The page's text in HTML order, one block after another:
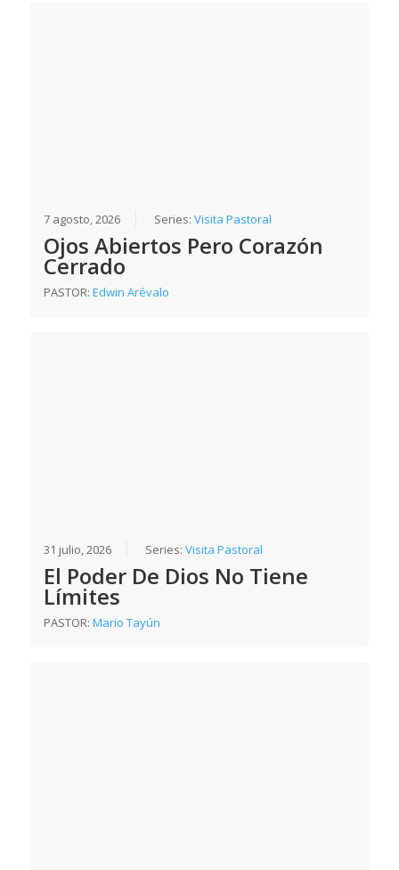
7 agosto, 2026 Series:Visita Pastoral
Ojos Abiertos Pero Corazón
Cerrado
PASTOR:Edwin Arévalo
31 julio, 2026 Series:Visita Pastoral
El Poder De Dios No Tiene
Límites
PASTOR:Mario Tayún